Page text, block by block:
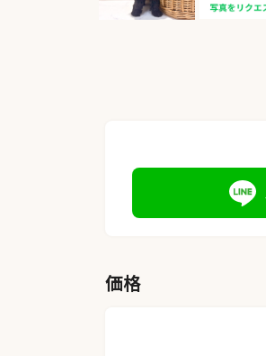
価格